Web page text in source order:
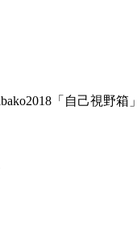
「自己視野